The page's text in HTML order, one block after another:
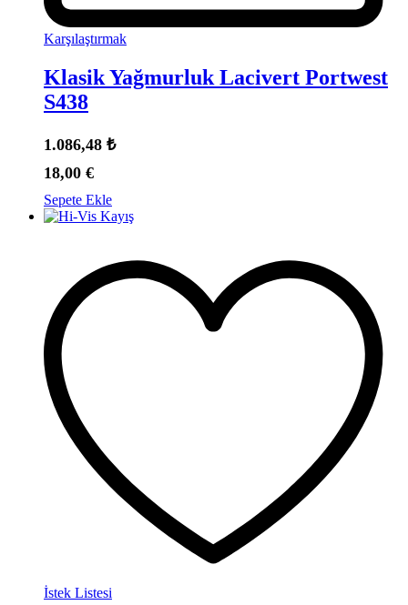
Karşılaştırmak
Klasik Yağmurluk Lacivert Portwest
S438
1.086,48 ₺
18,00 €
Sepete Ekle
İstek Listesi